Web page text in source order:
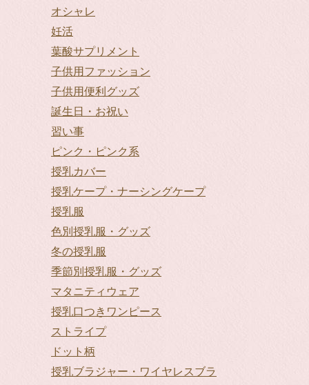
オシャレ
妊活
葉酸サプリメント
子供用ファッション
子供用便利グッズ
誕生日・お祝い
習い事
ピンク・ピンク系
授乳カバー
授乳ケープ・ナーシングケープ
授乳服
色別授乳服・グッズ
冬の授乳服
季節別授乳服・グッズ
マタニティウェア
授乳口つきワンピース
ストライプ
ドット柄
授乳ブラジャー・ワイヤレスブラ